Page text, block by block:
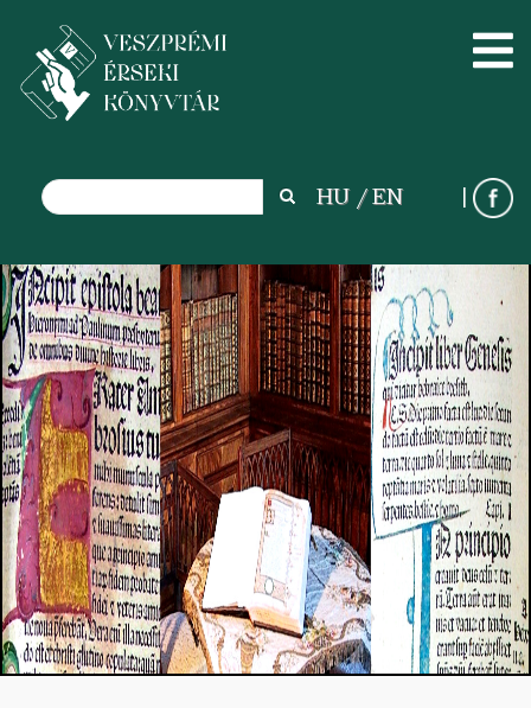
Ugrás
a
tartalomra
Search
Search HU EN